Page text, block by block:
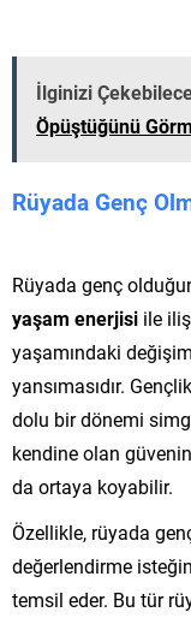
İlginizi
Öpüştüğünü
Rüyada Genç
Rüyada genç
yaşam enerjisi ile
yaşamındaki
yansımasıdır.
dolu bir dönemi
kendine olan
da ortaya koyabilir.
Özellikle, rüyada
değerlendirme
temsil eder. Bu tür